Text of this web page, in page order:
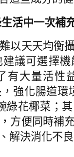
活中一次補
以天天均衡
議可選擇
有大量活性
強化腸道環
綠花椰菜；
方便同時補
解決消化不